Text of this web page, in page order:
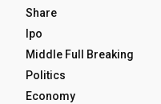
Share
Ipo
Middle Full Breaking
Politics
Economy